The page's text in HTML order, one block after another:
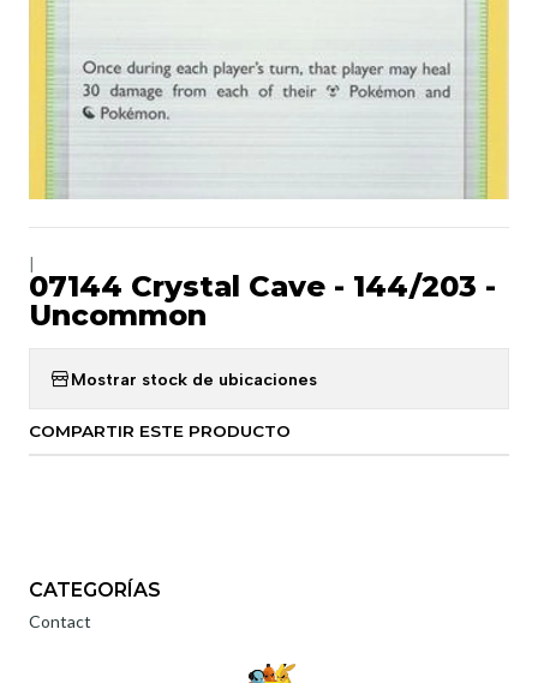
07144 Crystal Cave - 144/203 -
Uncommon
Mostrar stock de ubicaciones
COMPARTIR ESTE PRODUCTO
CATEGORÍAS
Contact